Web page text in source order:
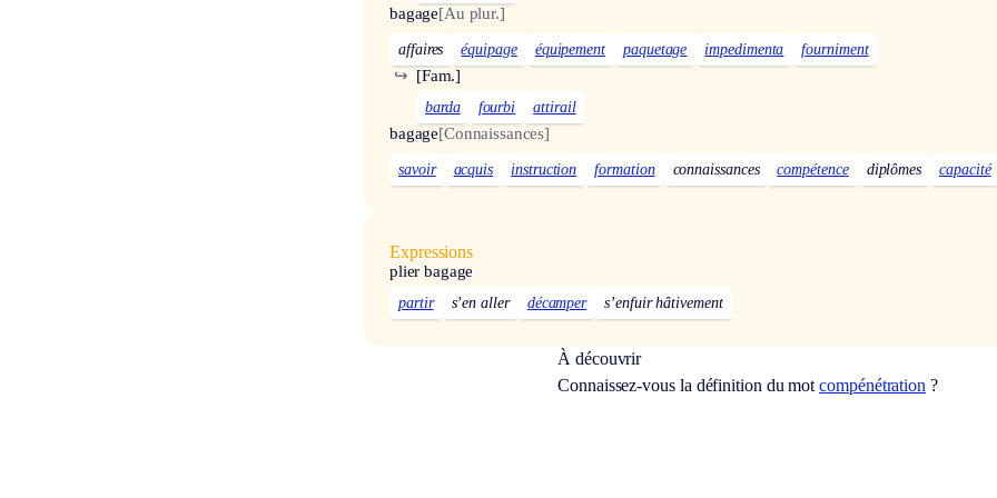
bagage[Au plur.]
affaires équipage équipement paquetage impedimenta fourniment
[Fam.]
↪
barda fourbi attirail
bagage[Connaissances]
savoir acquis instruction formation connaissances compétence diplômes capacité
Expressions
plier bagage
partir s’en aller décamper s’enfuir hâtivement
À découvrir
Connaissez-vous la définition du motcompénétration ?